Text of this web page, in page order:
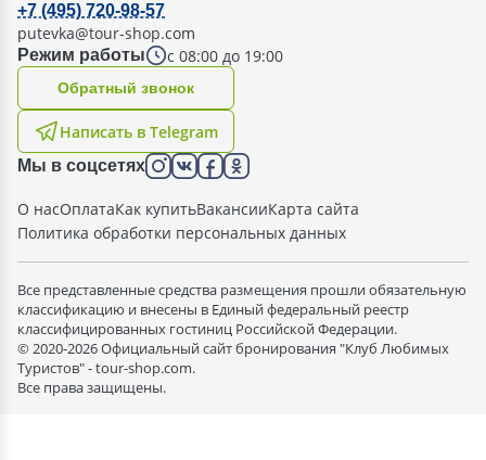
Режим работы с 08:00 до 19:00
+7 (495) 720-98-57
putevka@tour-shop.com
Написать в Telegram
Oбратный звонок
Мы в соцсетях
О насОплатаКак купитьВакансииКарта сайта
Политика обработки персональных данных
Все представленные средства размещения прошли обязательную
классификацию и внесены в Единый федеральный реестр
классифицированных гостиниц Российской Федерации.
© 2020-2026 Официальный сайт бронирования "Клуб Любимых
Туристов" - tour-shop.com.
Все права защищены.